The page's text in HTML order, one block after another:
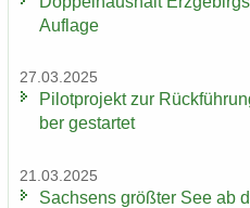
Auf­la­ge
27.03.2025
Pi­lot­pro­jekt zur
ber ge­star­tet
21.03.2025
Sach­sens größ­ter See ab